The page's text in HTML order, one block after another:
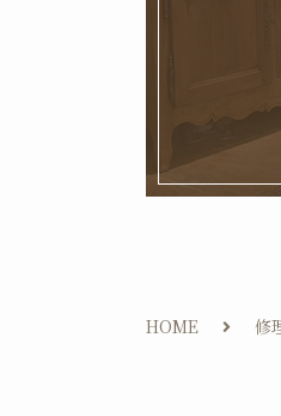
HOME 修